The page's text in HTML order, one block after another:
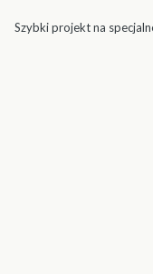
Szybki projekt na